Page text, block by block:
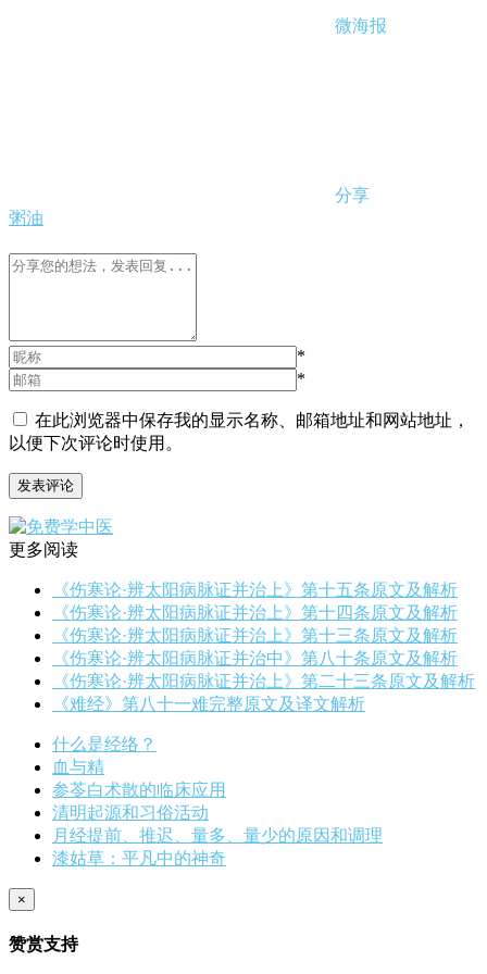
微海报
分享
粥油
*
*
在此浏览器中保存我的显示名称、邮箱地址和网站地址，
以便下次评论时使用。
更多阅读
《伤寒论·辨太阳病脉证并治上》第十五条原文及解析
《伤寒论·辨太阳病脉证并治上》第十四条原文及解析
《伤寒论·辨太阳病脉证并治上》第十三条原文及解析
《伤寒论·辨太阳病脉证并治中》第八十条原文及解析
《伤寒论·辨太阳病脉证并治上》第二十三条原文及解析
《难经》第八十一难完整原文及译文解析
什么是经络？
血与精
参苓白术散的临床应用
清明起源和习俗活动
月经提前、推迟、量多、量少的原因和调理
漆姑草：平凡中的神奇
×
赞赏支持